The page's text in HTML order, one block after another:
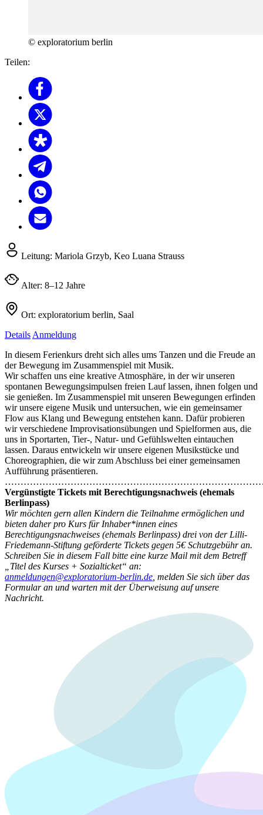
© exploratorium berlin
Teilen:
Leitung: Mariola Grzyb, Keo Luana Strauss
Alter: 8–12 Jahre
Ort: exploratorium berlin, Saal
Details Anmeldung
In diesem Ferienkurs dreht sich alles ums Tanzen und die Freude an
der Bewegung im Zusammenspiel mit Musik.
Wir schaffen uns eine kreative Atmosphäre, in der wir unseren
spontanen Bewegungsimpulsen freien Lauf lassen, ihnen folgen und
sie genießen. Im Zusammenspiel mit unseren Bewegungen erfinden
wir unsere eigene Musik und untersuchen, wie ein gemeinsamer
Flow aus Klang und Bewegung entstehen kann. Dafür probieren
wir verschiedene Improvisationsübungen und Spielformen aus, die
uns in Sportarten, Tier-, Natur- und Gefühlswelten eintauchen
lassen. Daraus entwickeln wir unsere eigenen Musikstücke und
Choreographien, die wir zum Abschluss bei einer gemeinsamen
Aufführung präsentieren.
Vergünstigte Tickets mit Berechtigungsnachweis (ehemals
Berlinpass)
Wir möchten gern allen Kindern die Teilnahme ermöglichen und
bieten daher pro Kurs für Inhaber*innen eines
Berechtigungsnachweises (ehemals Berlinpass) drei von der Lilli-
Friedemann-Stiftung geförderte Tickets gegen 5€ Schutzgebühr an.
Schreiben Sie in diesem Fall bitte eine kurze Mail mit dem Betreff
„Titel des Kurses + Sozialticket“ an:
anmeldungen@exploratorium-berlin.de , melden Sie sich über das
Formular an und warten mit der Überweisung auf unsere
Nachricht.